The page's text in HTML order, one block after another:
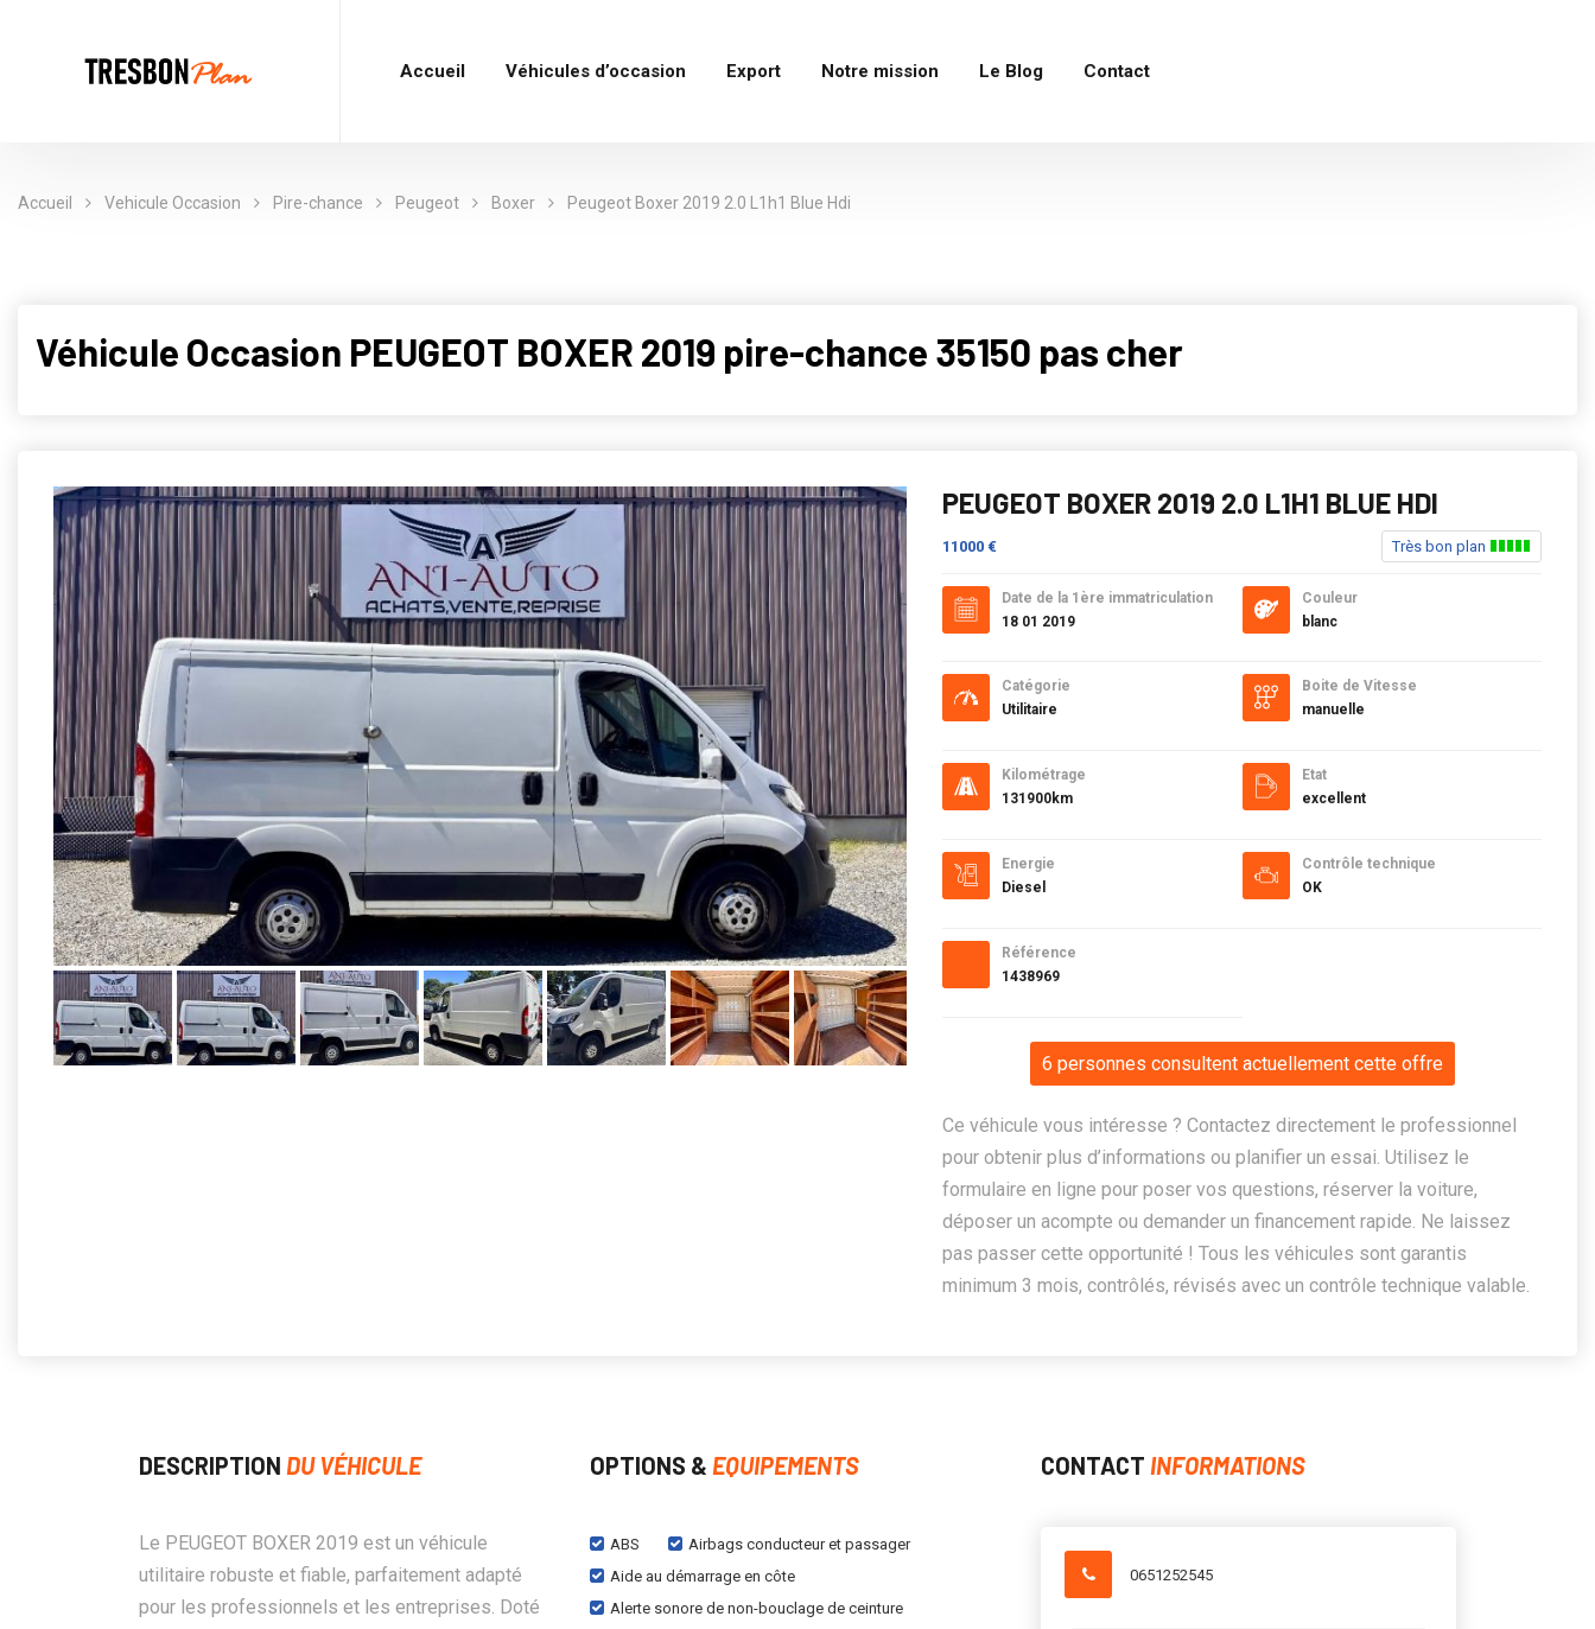
Accueil Véhicules d’occasion Export Notre mission Le Blog Contact
Accueil Vehicule Occasion Pire-chance Peugeot Boxer Peugeot Boxer 2019 2.0 L1h1 Blue Hdi
Véhicule Occasion PEUGEOT BOXER 2019 pire-chance 35150 pas cher
PEUGEOT BOXER 2019 2.0 L1H1 BLUE HDI
11000 € Très bon plan
Date de la 1ère immatriculation
18 01 2019
Catégorie
Utilitaire
Kilométrage
131900km
Energie
Diesel
Référence
1438969
Couleur
blanc
Boite de Vitesse
manuelle
Etat
excellent
Contrôle technique
OK
6 personnes consultent actuellement cette offre
Ce véhicule vous intéresse ? Contactez directement le professionnel
pour obtenir plus d’informations ou planifier un essai. Utilisez le
formulaire en ligne pour poser vos questions, réserver la voiture,
déposer un acompte ou demander un financement rapide. Ne laissez
pas passer cette opportunité ! Tous les véhicules sont garantis
minimum 3 mois, contrôlés, révisés avec un contrôle technique valable.
DESCRIPTION DU VÉHICULE
Le PEUGEOT BOXER 2019 est un véhicule
utilitaire robuste et fiable, parfaitement adapté
pour les professionnels et les entreprises. Doté
OPTIONS & EQUIPEMENTS
ABS
Airbags conducteur et passager
Aide au démarrage en côte
Alerte sonore de non-bouclage de ceinture
CONTACT INFORMATIONS
0651252545